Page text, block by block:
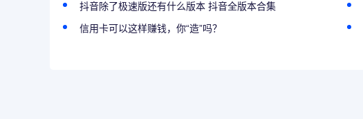
抖音除了极速版还有什么版本 抖音全版本合集
信用卡可以这样赚钱，你“造”吗？